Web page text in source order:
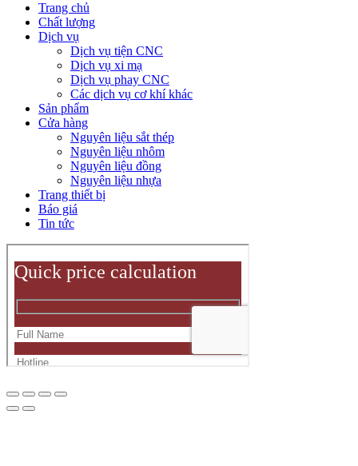
Trang chủ
Chất lượng
Dịch vụ
Dịch vụ tiện CNC
Dịch vụ xi mạ
Dịch vụ phay CNC
Các dịch vụ cơ khí khác
Sản phẩm
Cửa hàng
Nguyên liệu sắt thép
Nguyên liệu nhôm
Nguyên liệu đồng
Nguyên liệu nhựa
Trang thiết bị
Báo giá
Tin tức